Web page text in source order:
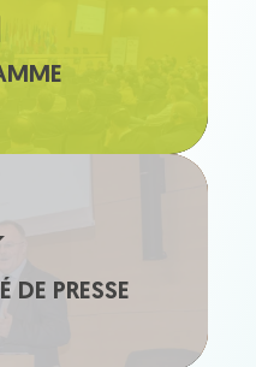
PRESSE